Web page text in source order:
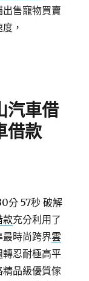
售寵物買賣
，
汽車借
借款
分 57秒 破解
款充分利用了
最時尚跨界雲
忍耐極高平
品級優質傢